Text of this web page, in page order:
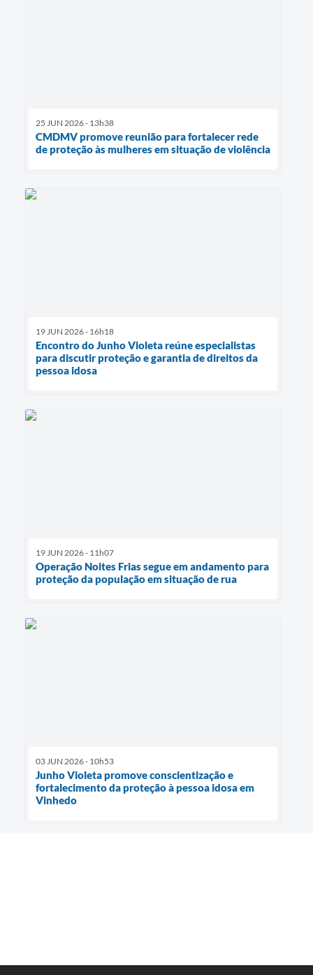
25 JUN 2026 - 13h38
CMDMV promove reunião para fortalecer rede
de proteção às mulheres em situação de violência
19 JUN 2026 - 16h18
Encontro do Junho Violeta reúne especialistas
para discutir proteção e garantia de direitos da
pessoa idosa
19 JUN 2026 - 11h07
Operação Noites Frias segue em andamento para
proteção da população em situação de rua
03 JUN 2026 - 10h53
Junho Violeta promove conscientização e
fortalecimento da proteção à pessoa idosa em
Vinhedo